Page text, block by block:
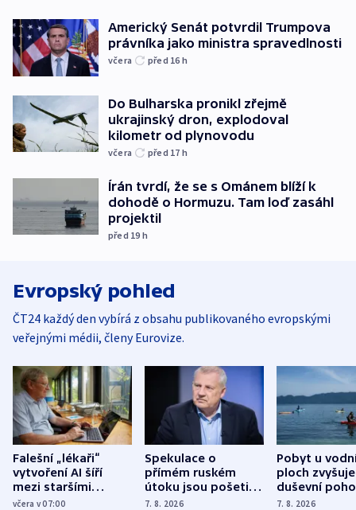
Americký Senát potvrdil Trumpova
právníka jako ministra spravedlnosti
včera před 16 h
Do Bulharska pronikl zřejmě
ukrajinský dron, explodoval
kilometr od plynovodu
včera před 17 h
Írán tvrdí, že se s Ománem blíží k
dohodě o Hormuzu. Tam loď zasáhl
projektil
před 19 h
Evropský pohled
ČT24 každý den vybírá z obsahu publikovaného evropskými
veřejnými médii, členy Eurovize.
Falešní „lékaři“
vytvoření AI šíří
mezi staršími
Poláky nebezpečné
včera v 07:00
Spekulace o
přímém ruském
útoku jsou pošetilé,
míní estonský
7. 8. 2026
Pobyt u
ploch zvyšuje
duševní
ukázala
7. 8. 2026